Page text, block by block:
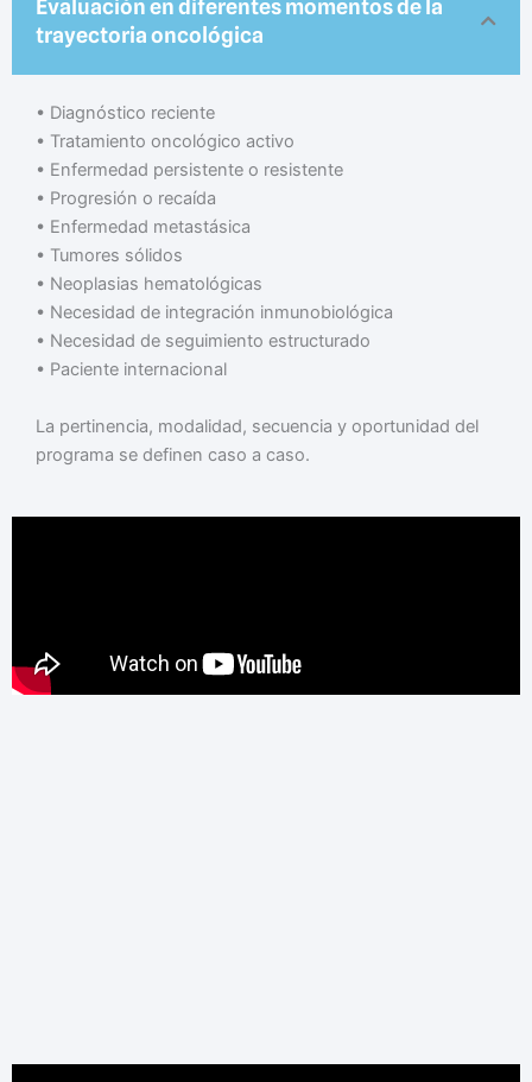
Evaluación en diferentes momentos de la
trayectoria oncológica
•⁠ ⁠Diagnóstico reciente
•⁠ ⁠Tratamiento oncológico activo
•⁠ ⁠Enfermedad persistente o resistente
•⁠ ⁠Progresión o recaída
•⁠ ⁠Enfermedad metastásica
•⁠ ⁠Tumores sólidos
•⁠ ⁠Neoplasias hematológicas
•⁠ ⁠Necesidad de integración inmunobiológica
•⁠ ⁠Necesidad de seguimiento estructurado
•⁠ ⁠Paciente internacional
La pertinencia, modalidad, secuencia y oportunidad del
programa se definen caso a caso.